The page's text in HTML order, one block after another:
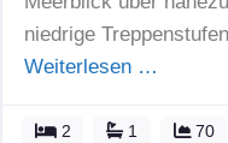
niedrige
Weiterlesen …
2 1 70